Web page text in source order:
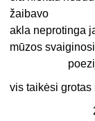
žaibavo
akla neprotinga
mūzos
poezija,
vis taikėsi grotas